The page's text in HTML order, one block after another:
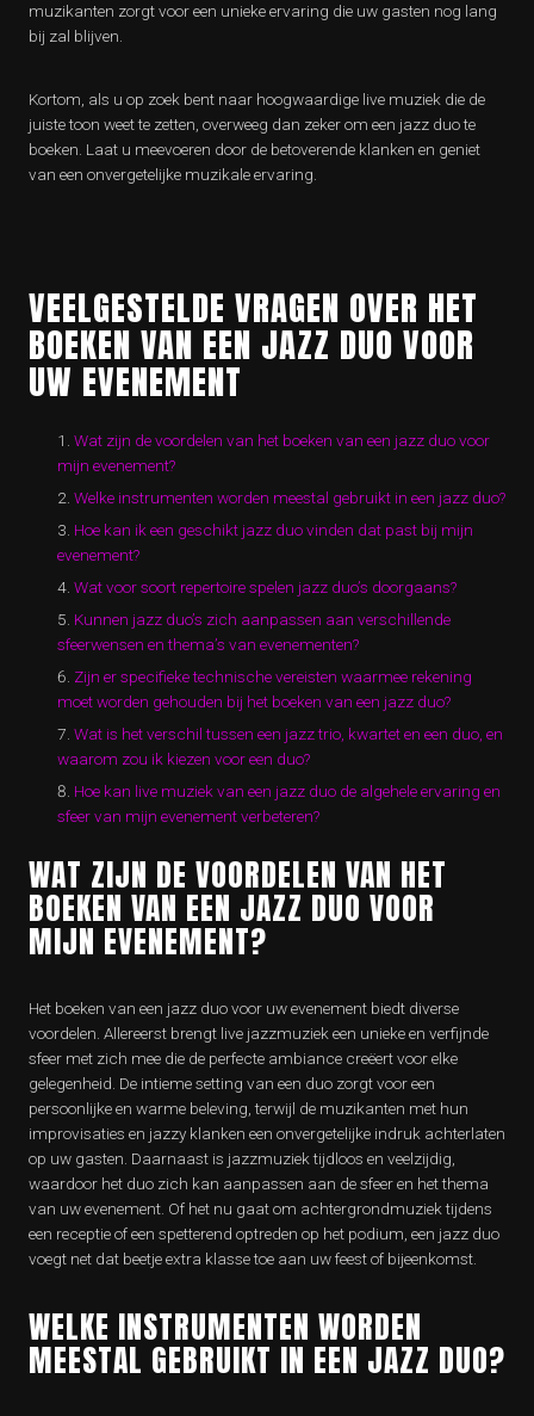
muzikanten zorgt voor een unieke ervaring die uw gasten nog lang
bij zal blijven.
Kortom, als u op zoek bent naar hoogwaardige live muziek die de
juiste toon weet te zetten, overweeg dan zeker om een jazz duo te
boeken. Laat u meevoeren door de betoverende klanken en geniet
van een onvergetelijke muzikale ervaring.
VEELGESTELDE VRAGEN OVER HET
BOEKEN VAN EEN JAZZ DUO VOOR
UW EVENEMENT
Wat zijn de voordelen van het boeken van een jazz duo voor
mijn evenement?
Welke instrumenten worden meestal gebruikt in een jazz duo?
Hoe kan ik een geschikt jazz duo vinden dat past bij mijn
evenement?
Wat voor soort repertoire spelen jazz duo’s doorgaans?
Kunnen jazz duo’s zich aanpassen aan verschillende
sfeerwensen en thema’s van evenementen?
Zijn er specifieke technische vereisten waarmee rekening
moet worden gehouden bij het boeken van een jazz duo?
Wat is het verschil tussen een jazz trio, kwartet en een duo, en
waarom zou ik kiezen voor een duo?
Hoe kan live muziek van een jazz duo de algehele ervaring en
sfeer van mijn evenement verbeteren?
WAT ZIJN DE VOORDELEN VAN HET
BOEKEN VAN EEN JAZZ DUO VOOR
MIJN EVENEMENT?
Het boeken van een jazz duo voor uw evenement biedt diverse
voordelen. Allereerst brengt live jazzmuziek een unieke en verfijnde
sfeer met zich mee die de perfecte ambiance creëert voor elke
gelegenheid. De intieme setting van een duo zorgt voor een
persoonlijke en warme beleving, terwijl de muzikanten met hun
improvisaties en jazzy klanken een onvergetelijke indruk achterlaten
op uw gasten. Daarnaast is jazzmuziek tijdloos en veelzijdig,
waardoor het duo zich kan aanpassen aan de sfeer en het thema
van uw evenement. Of het nu gaat om achtergrondmuziek tijdens
een receptie of een spetterend optreden op het podium, een jazz duo
voegt net dat beetje extra klasse toe aan uw feest of bijeenkomst.
WELKE INSTRUMENTEN WORDEN
MEESTAL GEBRUIKT IN EEN JAZZ DUO?